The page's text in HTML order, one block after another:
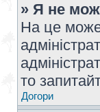
» Я не
На це може
то
Догори